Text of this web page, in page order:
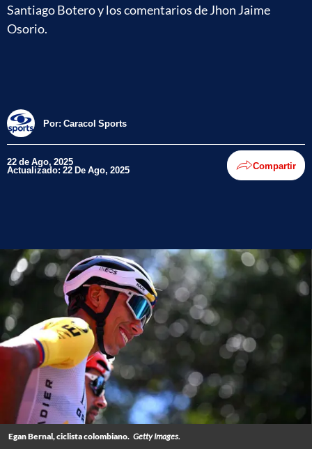
Santiago Botero y los comentarios de Jhon Jaime
Osorio.
Por: Caracol Sports
22 de Ago, 2025
Actualizado: 22 De Ago, 2025 Compartir
Egan Bernal, ciclista colombiano. Getty Images.